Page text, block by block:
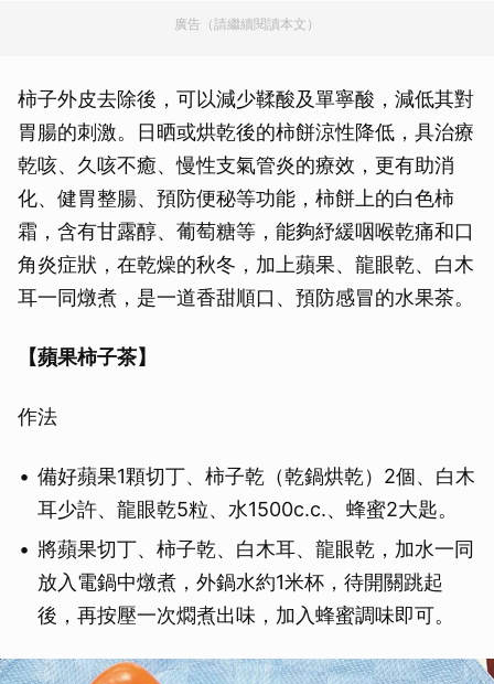
廣告（請繼續閱讀本文）
柿子外皮去除後，可以減少鞣酸及單寧酸，減低其對
胃腸的刺激。日晒或烘乾後的柿餅涼性降低，具治療
乾咳、久咳不癒、慢性支氣管炎的療效，更有助消
化、健胃整腸、預防便秘等功能，柿餅上的白色柿
霜，含有甘露醇、葡萄糖等，能夠紓緩咽喉乾痛和口
角炎症狀，在乾燥的秋冬，加上蘋果、龍眼乾、白木
耳一同燉煮，是一道香甜順口、預防感冒的水果茶。
【蘋果柿子茶】
作法
備好蘋果1顆切丁、柿子乾（乾鍋烘乾）2個、白木
耳少許、龍眼乾5粒、水1500c.c.、蜂蜜2大匙。
將蘋果切丁、柿子乾、白木耳、龍眼乾，加水一同
放入電鍋中燉煮，外鍋水約1米杯，待開關跳起
後，再按壓一次燜煮出味，加入蜂蜜調味即可。